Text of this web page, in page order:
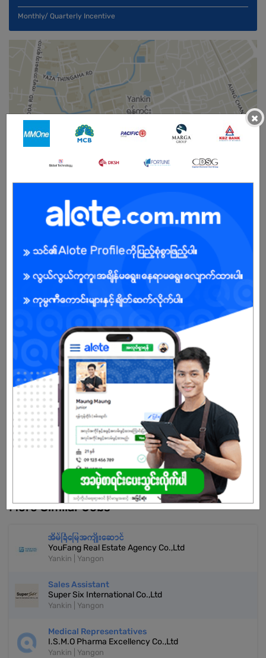
Monthly/ Quarterly Incentive
Male/Female
DKSH’s purpose is to enrich people’s lives. For nearly 160 years,
we have been marketing, selling, and distributing high-quality
products and brands for multinational and Fortune 500
companies. Through our Business Units Consumer Goods,
Healthcare, Performance Materials, and Technology, we deliver
sustainable growth for our partners. We contribute to improving
the quality of life for our employees and people in the local
communities in which we operate. Headquartered in Switzerland,
DKSH is publicly listed and operates in 36 markets across Asia
Pacific, Europe, and North America. We employ over 29,000
specialists and produced net sales of CHF 11.1 billion in 2023.
Already Expired
Don't have an account?
REGISTER NOW!
More Similar Jobs
အိမ်ခြံမြေအကျိုးဆောင်
YouFang Real Estate Agency Co.,Ltd
Yankin | Yangon
Sales Assistant
Super Six International Co.,Ltd
Yankin | Yangon
Medical Representatives
I.S.M.O Pharma Excellency Co.,Ltd
Yankin | Yangon
×